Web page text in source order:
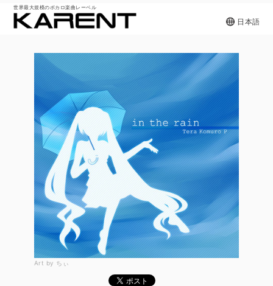
世界最大規模のボカロ楽曲レーベル
日本語
Art by ちぃ